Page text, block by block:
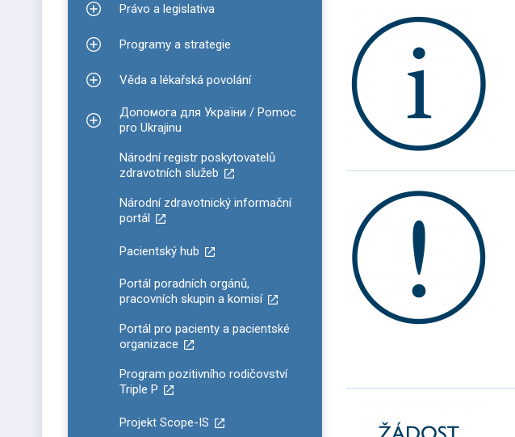
Zobrazit podmenu pro Právo a legislativa
Právo a legislativa
Zobrazit podmenu pro Programy a strategie
Programy a strategie
Zobrazit podmenu pro Věda a lékařská povolání
Věda a lékařská povolání
Zobrazit podmenu pro Допомога для України / Pomoc pro Ukrajinu
Допомога для України / Pomoc
pro Ukrajinu
Národní registr poskytovatelů
zdravotních služeb
Národní zdravotnický informační
portál
Pacientský hub
Portál poradních orgánů,
pracovních skupin a komisí
Portál pro pacienty a pacientské
organizace
Program pozitivního rodičovství
Triple P
Projekt Scope-IS